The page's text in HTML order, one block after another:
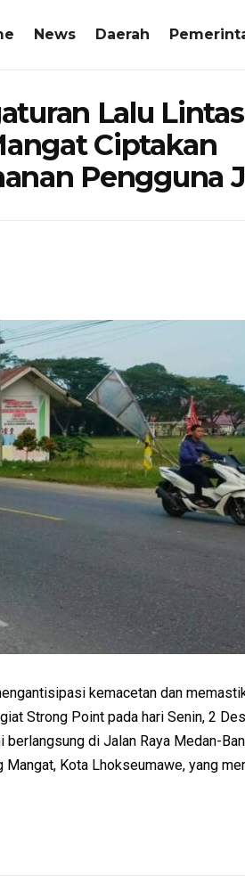
News Daerah
Lalu
Ciptakan
Pengguna
kemacetan dan
Strong Point pada hari Senin, 2
di Jalan Raya Medan-
Kota Lhokseumawe, yang